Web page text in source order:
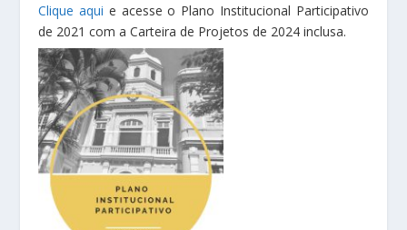
Clique aqui e acesse o Plano Institucional Participativo
de 2021 com a Carteira de Projetos de 2024 inclusa.